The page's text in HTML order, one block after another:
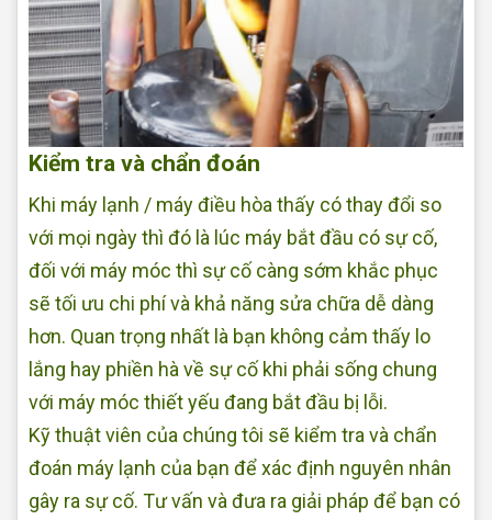
Kiểm tra và chẩn đoán
Khi máy lạnh / máy điều hòa thấy có thay đổi so
với mọi ngày thì đó là lúc máy bắt đầu có sự cố,
đối với máy móc thì sự cố càng sớm khắc phục
sẽ tối ưu chi phí và khả năng sửa chữa dễ dàng
hơn. Quan trọng nhất là bạn không cảm thấy lo
lắng hay phiền hà về sự cố khi phải sống chung
với máy móc thiết yếu đang bắt đầu bị lỗi.
Kỹ thuật viên của chúng tôi sẽ kiểm tra và chẩn
đoán máy lạnh của bạn để xác định nguyên nhân
gây ra sự cố. Tư vấn và đưa ra giải pháp để bạn có